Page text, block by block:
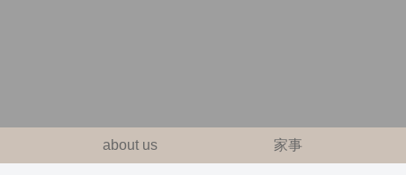
about us 家事